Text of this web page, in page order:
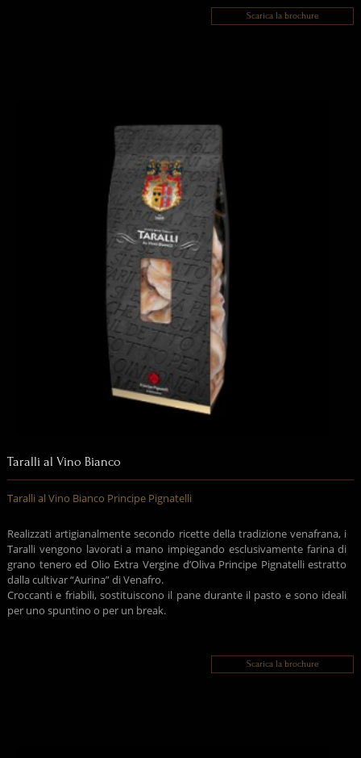
Scarica la brochure
Taralli al Vino Bianco
Taralli al Vino Bianco Principe Pignatelli
Realizzati artigianalmente secondo ricette della tradizione venafrana, i
Taralli vengono lavorati a mano impiegando esclusivamente farina di
grano tenero ed Olio Extra Vergine d’Oliva Principe Pignatelli estratto
dalla cultivar “Aurina” di Venafro.
Croccanti e friabili, sostituiscono il pane durante il pasto e sono ideali
per uno spuntino o per un break.
Scarica la brochure